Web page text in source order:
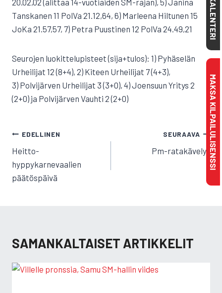
20.02,02 (alittaa 14-vuotiaiden SM-rajan), 5) Janina
Tanskanen 11 PolVa 21.12,64, 6) Marleena Hiltunen 15
JoKa 21.57,57, 7) Petra Puustinen 12 PolVa 24.49,21
Seurojen luokittelupisteet (sija+tulos): 1) Pyhäselän
Urheilijat 12 (8+4), 2) Kiteen Urheilijat 7 (4+3),
3) Polvijärven Urheilijat 3 (3+0), 4) Joensuun Yritys 2
(2+0) ja Polvijärven Vauhti 2 (2+0)
ARTIKKELIEN
SELAUS
EDELLINEN
Heitto-
hyppykarnevaalien
päätöspäivä
SEURAAVA
Pm-ratakävelyt
SAMANKALTAISET ARTIKKELIT
KALENTERI
MAKSA KILPAILULISENSSI